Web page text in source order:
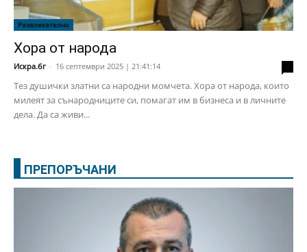
Развлекателно
Хора от народа
Искра.бг - 16 септември 2025 | 21:41:14
Тез душички златни са народни момчета. Хора от народа, които
милеят за сънародниците си, помагат им в бизнеса и в личните
дела. Да са живи...
ПРЕПОРЪЧАНИ